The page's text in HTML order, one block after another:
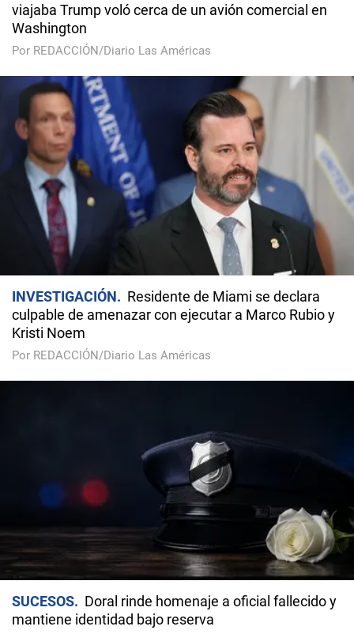
viajaba Trump voló cerca de un avión comercial en
Washington
Por REDACCIÓN/Diario Las Américas
INVESTIGACIÓN
Residente de Miami se declara
culpable de amenazar con ejecutar a Marco Rubio y
Kristi Noem
Por REDACCIÓN/Diario Las Américas
SUCESOS
Doral rinde homenaje a oficial fallecido y
mantiene identidad bajo reserva